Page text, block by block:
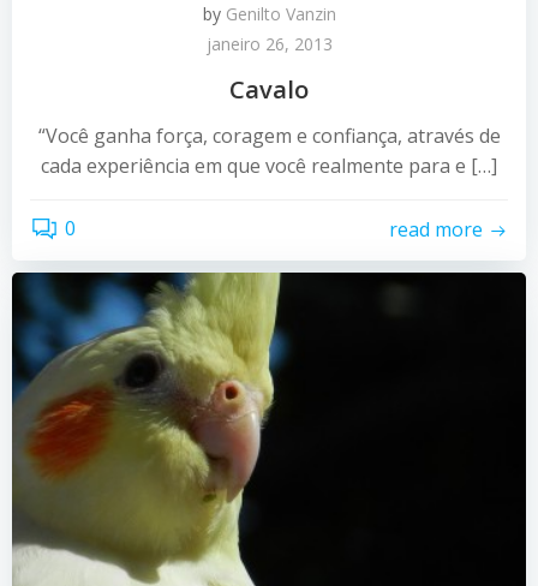
by Genilto Vanzin
janeiro 26, 2013
Cavalo
“Você ganha força, coragem e confiança, através de
cada experiência em que você realmente para e […]
0 read more